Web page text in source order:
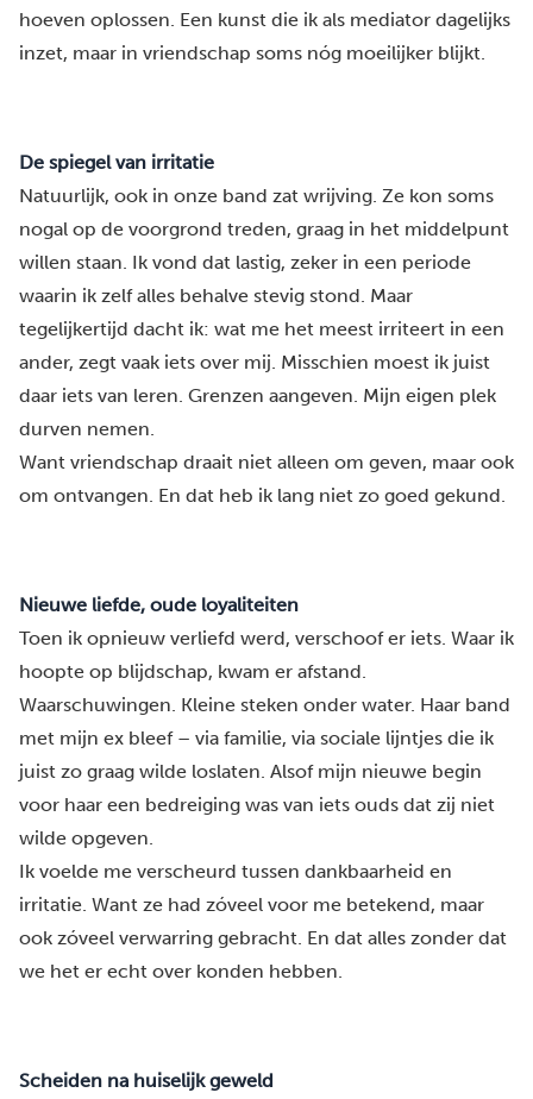
hoeven oplossen. Een kunst die ik als mediator dagelijks
inzet, maar in vriendschap soms nóg moeilijker blijkt.
De spiegel van irritatie
Natuurlijk, ook in onze band zat wrijving. Ze kon soms
nogal op de voorgrond treden, graag in het middelpunt
willen staan. Ik vond dat lastig, zeker in een periode
waarin ik zelf alles behalve stevig stond. Maar
tegelijkertijd dacht ik: wat me het meest irriteert in een
ander, zegt vaak iets over mij. Misschien moest ik juist
daar iets van leren. Grenzen aangeven. Mijn eigen plek
durven nemen.
Want vriendschap draait niet alleen om geven, maar ook
om ontvangen. En dat heb ik lang niet zo goed gekund.
Nieuwe liefde, oude loyaliteiten
Toen ik opnieuw verliefd werd, verschoof er iets. Waar ik
hoopte op blijdschap, kwam er afstand.
Waarschuwingen. Kleine steken onder water. Haar band
met mijn ex bleef – via familie, via sociale lijntjes die ik
juist zo graag wilde loslaten. Alsof mijn nieuwe begin
voor haar een bedreiging was van iets ouds dat zij niet
wilde opgeven.
Ik voelde me verscheurd tussen dankbaarheid en
irritatie. Want ze had zóveel voor me betekend, maar
ook zóveel verwarring gebracht. En dat alles zonder dat
we het er echt over konden hebben.
Scheiden na huiselijk geweld